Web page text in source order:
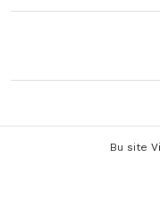
Bu site